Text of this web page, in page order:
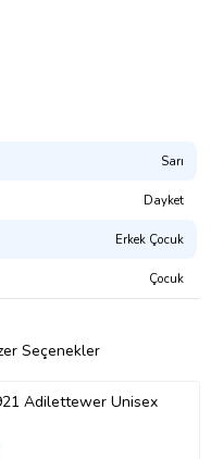
Sarı
Dayket
Erkek Çocuk
Çocuk
Seçenekler
Adilettewer Unisex